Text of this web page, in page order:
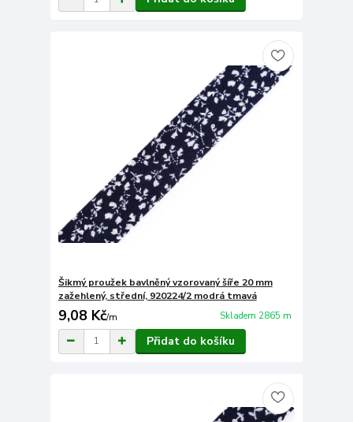
Šikmý proužek bavlněný vzorovaný šíře 20 mm
zažehlený, střední, 920224/2 modrá tmavá
9,08 Kč/m Skladem 2865 m
Přidat do košíku